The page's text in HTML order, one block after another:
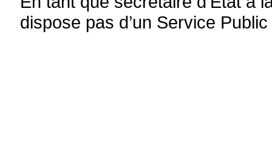
dispose pas d’un Service